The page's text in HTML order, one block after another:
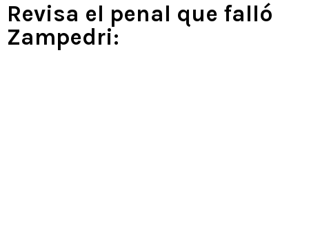
Revisa el penal que falló
Zampedri: